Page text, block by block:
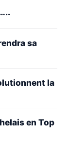
sa
la
en Top